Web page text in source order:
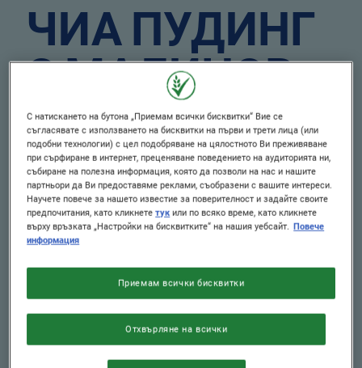
ЧИА ПУДИНГ
С МАЛИНОВ
ШОКОЛАД И
FITNESS®
Публикувано: 29/07/2026
Author
От Nestlé Зърнени
ПОРЦИИ
4
С натискането на бутона „Приемам всички бисквитки“ Вие се
съгласявате с използването на бисквитки на първи и трети лица (или
подобни технологии) с цел подобряване на цялостното Ви преживяване
при сърфиране в интернет, преценяване поведението на аудиторията ни,
събиране на полезна информация, която да позволи на нас и нашите
партньори да Ви предоставяме реклами, съобразени с вашите интереси.
Научете повече за нашето известие за поверителност и задайте своите
предпочитания, като кликнететук или по всяко време, като кликнете
върху връзката „Настройки на бисквитките“ на нашия уебсайт. Повече
информация
Отхвърляне на всички
Приемам всички бисквитки